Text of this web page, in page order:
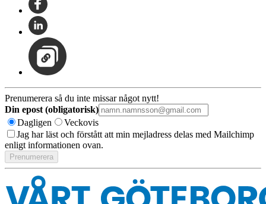
Prenumerera så du inte missar något nytt!
Din epost (obligatorisk)
Dagligen
Veckovis
Jag har läst och förstått att min mejladress delas med Mailchimp
enligt informationen ovan.